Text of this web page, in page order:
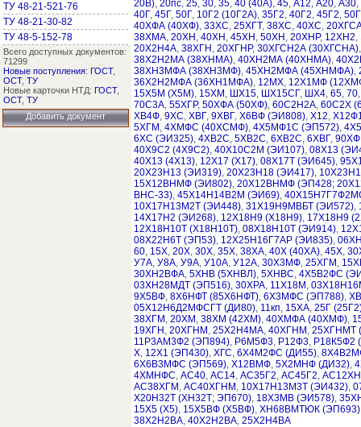
ТУ 48-21-521-76
ТУ 48-21-30-82
ТУ 48-5-152-78
Всего доступных документов:
71299
Новые поступления: ГОСТ,
ОСТ, ТУ
Новые карточки НТД: ГОСТ,
ОСТ, ТУ
Добавить документ
20В), 20пс, 25, 30, 35, 40 (40А), 45, А12, А20, А30,
40Г, 45Г, 50Г, 10Г2 (10Г2А), 35Г2, 40Г2, 45Г2,
40ХФА (40ХФ), 33ХС, 25ХГТ, 38ХС, 40ХС,
38ХМА, 20ХН , 40ХН , 45ХН , 50ХН , 20ХНР, 12ХН2,
20Х2Н4А, 38ХГН , 20ХГНР, 30ХГСН2А (30ХГСНА)
38Х2Н2МА (38ХНМА), 40ХН2МА (40ХНМА),
38ХН3МФА (38ХН3МФ), 45ХН2МФА (45ХНМФА),
36Х2Н2МФА (36ХН1МФА), 12МХ, 12Х1МФ
15Х5М (Х5М), 15ХМ , ШХ15, ШХ15СГ, ШХ4, 65, 70
70С3А, 55ХГР, 50ХФА (50ХФ), 60С2Н2А, 60С2Х
ХВ4Ф, 9ХС, ХВГ, 9ХВГ, Х6ВФ (ЭИ808), Х12,
5ХГМ , 4ХМФС (40ХСМФ), 4Х5МФ1С (ЭП572),
6ХС (ЭИ325), 4ХВ2С, 5ХВ2С, 6ХВ2С, 6ХВГ,
40Х9С2 (4Х9С2), 40Х10С2М (ЭИ107), 08Х13
40Х13 (4Х13), 12Х17 (Х17), 08Х17Т (ЭИ645),
20Х23Н13 (ЭИ319), 20Х23Н18 (ЭИ417),
15Х12ВНМФ (ЭИ802), 20Х12ВНМФ (ЭП428;
ВНС-33), 45Х14Н14В2М (ЭИ69),
10Х17Н13М2Т (ЭИ448), 31Х19Н9МВБТ (ЭИ572),
14Х17Н2 (ЭИ268), 12Х18Н9 (Х18Н9), 17Х18Н9
12Х18Н10Т (Х18Н10Т), 08Х18Н10Т (ЭИ914),
08Х22Н6Т (ЭП53), 12Х25Н16Г7АР (ЭИ835),
60, 15Х, 20Х, 30Х, 35Х, 38ХА, 40Х (40ХА), 45Х,
У7А, У8А, У9А, У10А, У12А, 30Х3МФ, 25ХГМ ,
30ХН2ВФА, 5ХНВ (5ХНВЛ), 5ХНВС, 4Х5В2ФС
03ХН28МДТ (ЭП516), 30ХРА, 11Х18М ,
9Х5ВФ, 8Х6НФТ (85Х6НФТ), 6Х3МФС (ЭП788),
05Х12Н6Д2МФСГТ (ДИ80), 11кп, 15ХА, 25Г
38ХГМ , 20ХМ , 38ХМ (42ХМ), 40ХМФА (40ХМФ),
19ХГН , 20ХГНМ , 25Х2Н4МА, 40ХГНМ , 25ХГНМТ
11Р3АМ3Ф2 (ЭП894), Р6М5Ф3, Р12Ф3, Р18К5Ф2
Х, 12Х1 (ЭП430), ХГС, 6Х4М2ФС (ДИ55),
6Х6В3МФС (ЭП569), Х12ВМФ, 5Х2МНФ (ДИ32),
4ХМНФС, АС40, АС14, АС35Г2, АС45Г2, АС12ХН
АС38ХГМ , АС40ХГНМ , 10Х17Н13М3Т (ЭИ432),
Х20Н32Т (ХН32Т; ЭП670), 18Х3МВ (ЭИ578),
15Х5 (Х5), 15Х5ВФ (Х5ВФ), ХН68ВМТЮК (ЭП693)
38Х2Н2ВА, 40Х2Н2ВА, 25Х2Н4ВА